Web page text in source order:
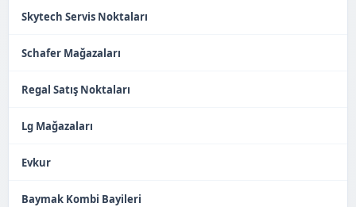
Skytech Servis Noktaları
Schafer Mağazaları
Regal Satış Noktaları
Lg Mağazaları
Evkur
Baymak Kombi Bayileri